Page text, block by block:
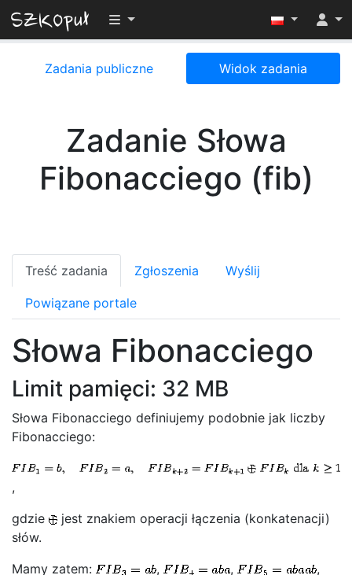
Przełącz widoczność menu
Zadania publiczne Widok zadania
Zadanie Słowa
Fibonacciego (fib)
Treść zadania Zgłoszenia Wyślij
Powiązane portale
Słowa Fibonacciego
Limit pamięci: 32 MB
Słowa Fibonacciego definiujemy podobnie jak liczby
Fibonacciego:
,
gdzie
jest znakiem operacji łączenia (konkatenacji)
słów.
Mamy zatem:
, ,
,